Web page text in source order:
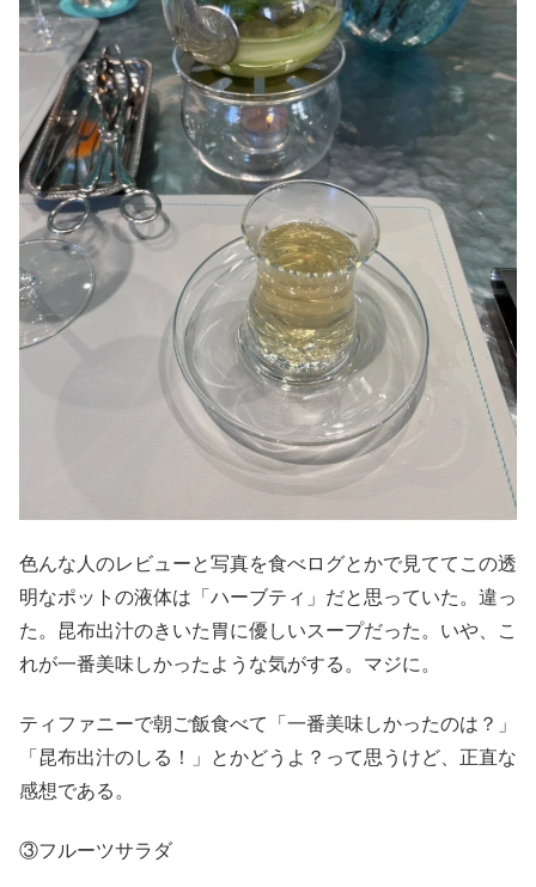
色んな人のレビューと写真を食べログとかで見ててこの透
明なポットの液体は「ハーブティ」だと思っていた。違っ
た。昆布出汁のきいた胃に優しいスープだった。いや、こ
れが一番美味しかったような気がする。マジに。
ティファニーで朝ご飯食べて「一番美味しかったのは？」
「昆布出汁のしる！」とかどうよ？って思うけど、正直な
感想である。
③フルーツサラダ